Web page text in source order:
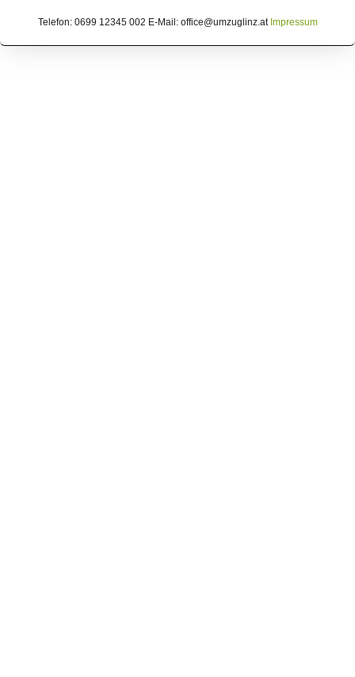
Telefon: 0699 12345 002 E-Mail: office@umzuglinz.at Impressum